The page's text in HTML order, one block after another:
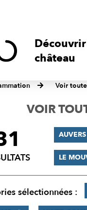
château
Voir
VOIR
LE
sélectionnées :